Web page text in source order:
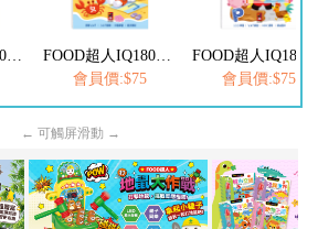
會員價:$75
會員價:$75
← 可觸屏滑動 →